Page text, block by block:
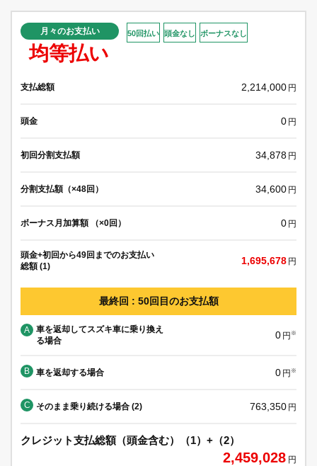
月々のお支払い
均等払い
50回払い 頭金なし ボーナスなし
支払総額 2,214,000 円
頭金 0 円
初回分割支払額 34,878 円
分割支払額（×48回） 34,600 円
ボーナス月加算額 （×0回） 0 円
頭金+初回から49回までのお支払い
総額 (1)
1,695,678 円
最終回 : 50回目のお支払額
A
車を返却してスズキ車に乗り換え
る場合
0 円 ※
B 車を返却する場合 0 円 ※
C そのまま乗り続ける場合 (2) 763,350 円
クレジット支払総額（頭金含む）（1）+（2）
2,459,028 円